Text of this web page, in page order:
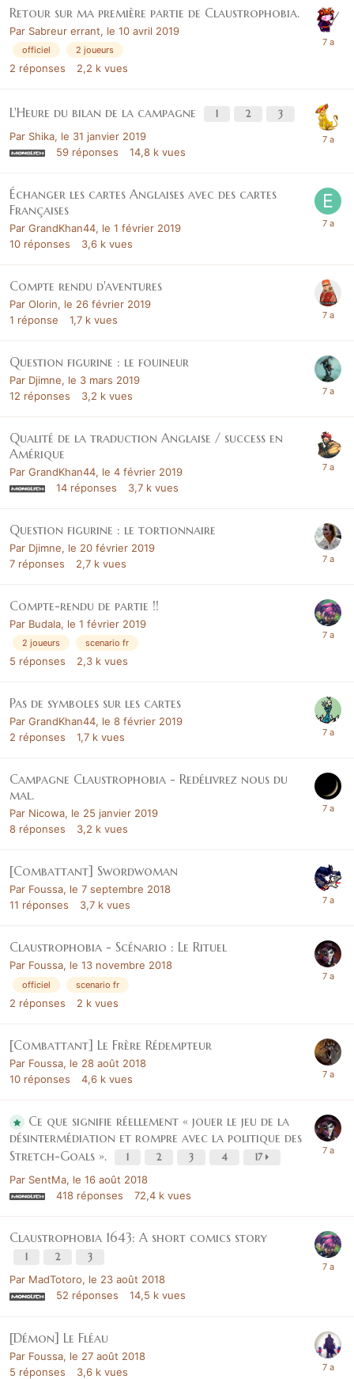
Retour sur ma première partie de Claustrophobia.
Par Sabreur errant, le 10 avril 2019
officiel 2 joueurs
2 réponses 2,2 k vues
L'Heure du bilan de la campagne 1 2 3
Par Shika, le 31 janvier 2019
59 réponses 14,8 k vues
Échanger les cartes Anglaises avec des cartes
Françaises
Par GrandKhan44, le 1 février 2019
10 réponses 3,6 k vues
Compte rendu d'aventures
Par Olorin, le 26 février 2019
1 réponse 1,7 k vues
Question figurine : le fouineur
Par Djimne, le 3 mars 2019
12 réponses 3,2 k vues
Qualité de la traduction Anglaise / success en
Amérique
Par GrandKhan44, le 4 février 2019
14 réponses 3,7 k vues
Question figurine : le tortionnaire
Par Djimne, le 20 février 2019
7 réponses 2,7 k vues
Compte-rendu de partie !!
Par Budala, le 1 février 2019
2 joueurs scenario fr
5 réponses 2,3 k vues
Pas de symboles sur les cartes
Par GrandKhan44, le 8 février 2019
2 réponses 1,7 k vues
Campagne Claustrophobia - Redélivrez nous du
mal.
Par Nicowa, le 25 janvier 2019
8 réponses 3,2 k vues
[Combattant] Swordwoman
Par Foussa, le 7 septembre 2018
11 réponses 3,7 k vues
Claustrophobia - Scénario : Le Rituel
Par Foussa, le 13 novembre 2018
officiel scenario fr
2 réponses 2 k vues
[Combattant] Le Frère Rédempteur
Par Foussa, le 28 août 2018
10 réponses 4,6 k vues
Ce que signifie réellement « jouer le jeu de la
désintermédiation et rompre avec la politique des
Stretch-Goals ».
1 2 3 4 17
Par SentMa, le 16 août 2018
418 réponses 72,4 k vues
Claustrophobia 1643: A short comics story
1 2 3
Par MadTotoro, le 23 août 2018
52 réponses 14,5 k vues
[Démon] Le Fléau
Par Foussa, le 27 août 2018
5 réponses 3,6 k vues